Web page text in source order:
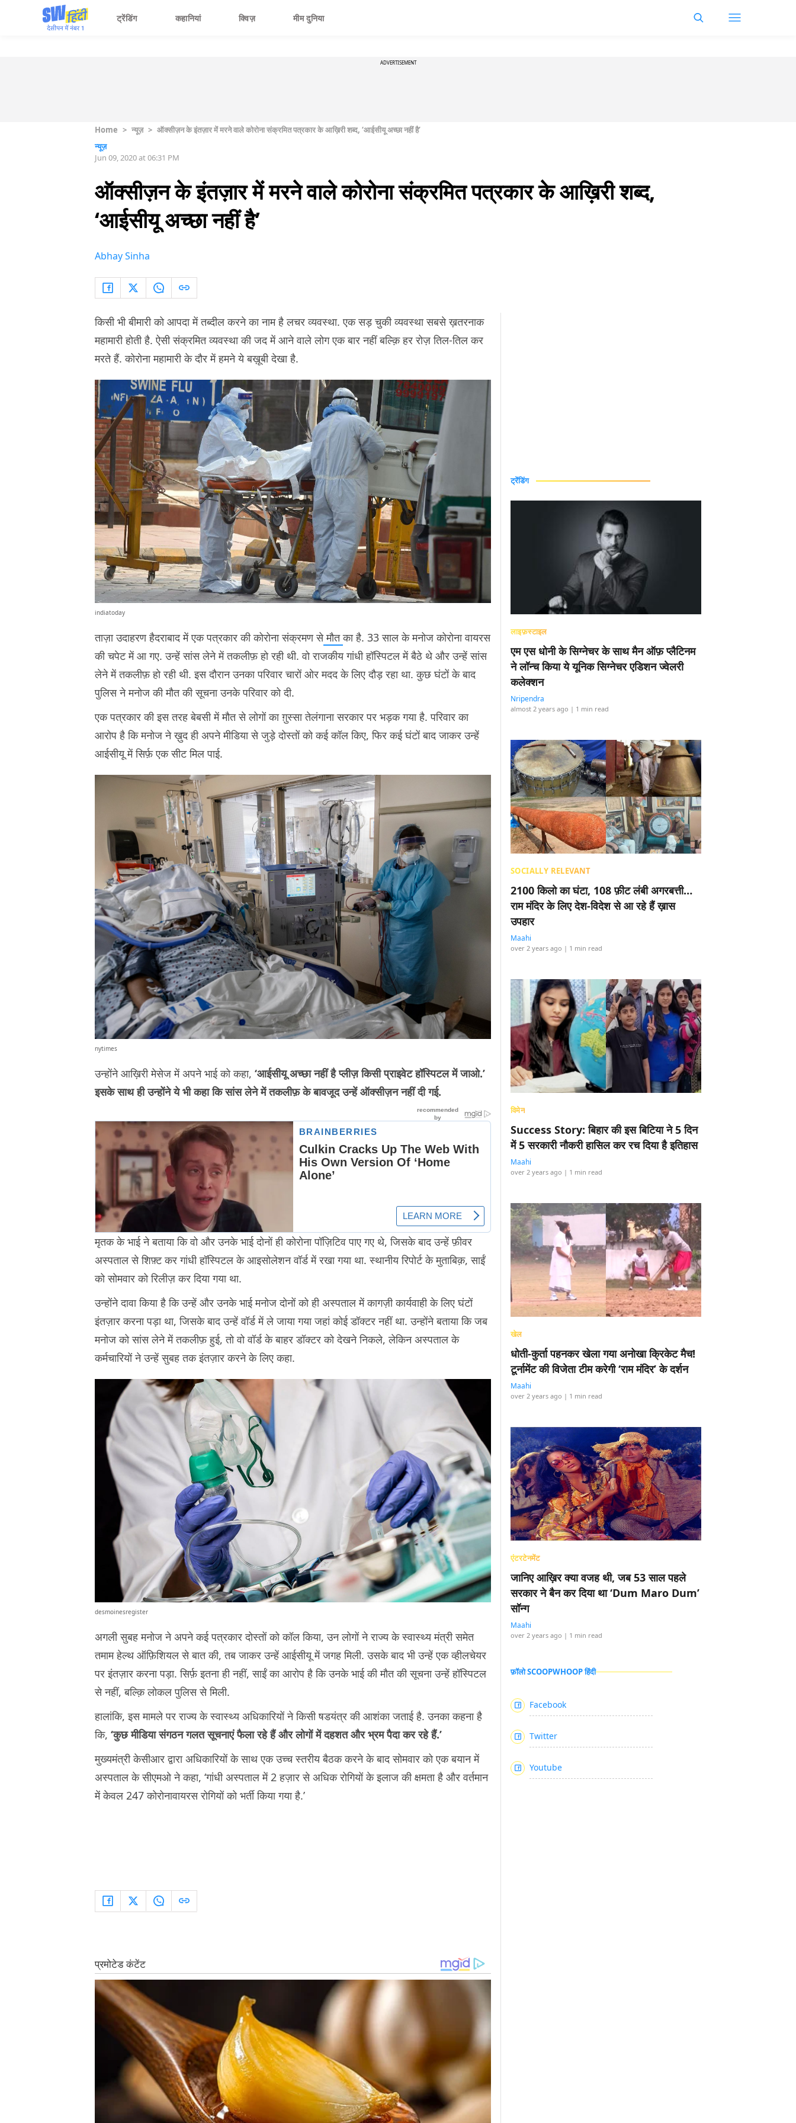
ट्रेंडिंग कहानियां क्विज़ मीम दुनिया
ADVERTISEMENT
Home > न्यूज़ > ऑक्सीज़न के इंतज़ार में मरने वाले कोरोना संक्रमित पत्रकार के आख़िरी शब्द, ‘आईसीयू अच्छा नहीं है’
न्यूज़
Jun 09, 2020 at 06:31 PM
ऑक्सीज़न के इंतज़ार में मरने वाले कोरोना संक्रमित पत्रकार के आख़िरी शब्द,
‘आईसीयू अच्छा नहीं है’
Abhay Sinha
किसी भी बीमारी को आपदा में तब्दील करने का नाम है लचर व्यवस्था. एक सड़ चुकी व्यवस्था सबसे ख़तरनाक
महामारी होती है. ऐसी संक्रमित व्यवस्था की जद में आने वाले लोग एक बार नहीं बल्क़ि हर रोज़ तिल-तिल कर
मरते हैं. कोरोना महामारी के दौर में हमने ये बख़ूबी देखा है.
indiatoday
ताज़ा उदाहरण हैदराबाद में एक पत्रकार की कोरोना संक्रमण सेमौतका है. 33 साल के मनोज कोरोना वायरस
की चपेट में आ गए. उन्हें सांस लेने में तकलीफ़ हो रही थी. वो राजकीय गांधी हॉस्पिटल में बैठे थे और उन्हें सांस
लेने में तकलीफ़ हो रही थी. इस दौरान उनका परिवार चारों ओर मदद के लिए दौड़ रहा था. कुछ घंटों के बाद
पुलिस ने मनोज की मौत की सूचना उनके परिवार को दी.
एक पत्रकार की इस तरह बेबसी में मौत से लोगों का ग़ुस्सा तेलंगाना सरकार पर भड़क गया है. परिवार का
आरोप है कि मनोज ने ख़ुद ही अपने मीडिया से जुड़े दोस्तों को कई कॉल किए, फिर कई घंटों बाद जाकर उन्हें
आईसीयू में सिर्फ़ एक सीट मिल पाई.
nytimes
उन्होंने आख़िरी मेसेज में अपने भाई को कहा, ‘आईसीयू अच्छा नहीं है प्लीज़ किसी प्राइवेट हॉस्पिटल में जाओ.’
इसके साथ ही उन्होंने ये भी कहा कि सांस लेने में तकलीफ़ के बावजूद उन्हें ऑक्सीज़न नहीं दी गई.
मृतक के भाई ने बताया कि वो और उनके भाई दोनों ही कोरोना पॉज़िटिव पाए गए थे, जिसके बाद उन्हें फ़ीवर
अस्पताल से शिफ़्ट कर गांधी हॉस्पिटल के आइसोलेशन वॉर्ड में रखा गया था. स्थानीय रिपोर्ट के मुताबिक़, साईं
को सोमवार को रिलीज़ कर दिया गया था.
उन्होंने दावा किया है कि उन्हें और उनके भाई मनोज दोनों को ही अस्पताल में कागज़ी कार्यवाही के लिए घंटों
इंतज़ार करना पड़ा था, जिसके बाद उन्हें वॉर्ड में ले जाया गया जहां कोई डॉक्टर नहीं था. उन्होंने बताया कि जब
मनोज को सांस लेने में तकलीफ़ हुई, तो वो वॉर्ड के बाहर डॉक्टर को देखने निकले, लेकिन अस्पताल के
कर्मचारियों ने उन्हें सुबह तक इंतज़ार करने के लिए कहा.
desmoinesregister
अगली सुबह मनोज ने अपने कई पत्रकार दोस्तों को कॉल किया, उन लोगों ने राज्य के स्वास्थ्य मंत्री समेत
तमाम हेल्थ ऑफ़िशियल से बात की, तब जाकर उन्हें आईसीयू में जगह मिली. उसके बाद भी उन्हें एक व्हीलचेयर
पर इंतज़ार करना पड़ा. सिर्फ़ इतना ही नहीं, साईं का आरोप है कि उनके भाई की मौत की सूचना उन्हें हॉस्पिटल
से नहीं, बल्क़ि लोकल पुलिस से मिली.
हालांकि, इस मामले पर राज्य के स्वास्थ्य अधिकारियों ने किसी षडयंत्र की आशंका जताई है. उनका कहना है
कि, ‘कुछ मीडिया संगठन गलत सूचनाएं फैला रहे हैं और लोगों में दहशत और भ्रम पैदा कर रहे हैं.’
मुख्यमंत्री केसीआर द्वारा अधिकारियों के साथ एक उच्च स्तरीय बैठक करने के बाद सोमवार को एक बयान में
अस्पताल के सीएमओ ने कहा, ‘गांधी अस्पताल में 2 हज़ार से अधिक रोगियों के इलाज की क्षमता है और वर्तमान
में केवल 247 कोरोनावायरस रोगियों को भर्ती किया गया है.’
ट्रेंडिंग
लाइफ़स्टाइल
एम एस धोनी के सिग्नेचर के साथ मैन ऑफ़ प्लैटिनम
ने लॉन्च किया ये यूनिक सिग्नेचर एडिशन ज्वेलरी
कलेक्शन
Nripendra
almost 2 years ago | 1 min read
SOCIALLY RELEVANT
2100 किलो का घंटा, 108 फ़ीट लंबी अगरबत्ती…
राम मंदिर के लिए देश-विदेश से आ रहे हैं ख़ास
उपहार
Maahi
over 2 years ago | 1 min read
विमेन
Success Story: बिहार की इस बिटिया ने 5 दिन
में 5 सरकारी नौकरी हासिल कर रच दिया है इतिहास
Maahi
over 2 years ago | 1 min read
खेल
धोती-कुर्ता पहनकर खेला गया अनोखा क्रिकेट मैच!
टूर्नामेंट की विजेता टीम करेगी ‘राम मंदिर’ के दर्शन
Maahi
over 2 years ago | 1 min read
एंटरटेनमेंट
जानिए आख़िर क्या वजह थी, जब 53 साल पहले
सरकार ने बैन कर दिया था ‘Dum Maro Dum’
सॉन्ग
Maahi
over 2 years ago | 1 min read
फ़ॉलो SCOOPWHOOP हिंदी
Facebook
Twitter
Youtube